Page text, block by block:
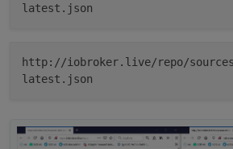
latest.json
http://iobroker.live/repo/
latest.json